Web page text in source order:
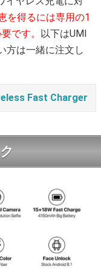
を得るには専用の1
です。 以下はUMI
方は一緒に注文し
Fast Charger